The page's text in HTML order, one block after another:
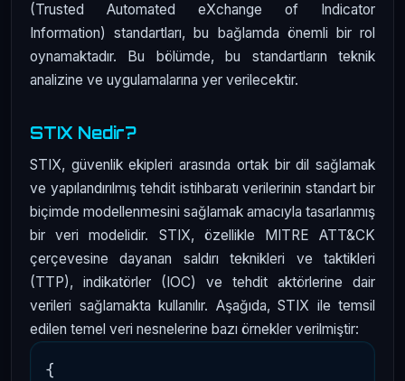
(Trusted Automated eXchange of Indicator
Information) standartları, bu bağlamda önemli bir rol
oynamaktadır. Bu bölümde, bu standartların teknik
analizine ve uygulamalarına yer verilecektir.
STIX Nedir?
STIX, güvenlik ekipleri arasında ortak bir dil sağlamak
ve yapılandırılmış tehdit istihbaratı verilerinin standart bir
biçimde modellenmesini sağlamak amacıyla tasarlanmış
bir veri modelidir. STIX, özellikle MITRE ATT&CK
çerçevesine dayanan saldırı teknikleri ve taktikleri
(TTP), indikatörler (IOC) ve tehdit aktörlerine dair
verileri sağlamakta kullanılır. Aşağıda, STIX ile temsil
edilen temel veri nesnelerine bazı örnekler verilmiştir:
{